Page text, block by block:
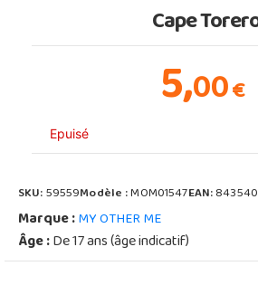
Cape
5,00€
Epuisé
SKU:59559Modèle :MOM01547EAN:
Marque :MY OTHER ME
Âge :De 17 ans (âge indicatif)